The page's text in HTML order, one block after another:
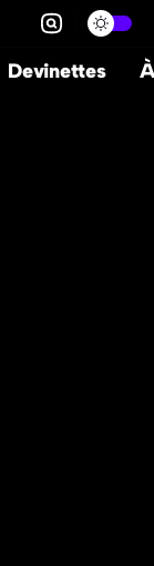
Devinettes